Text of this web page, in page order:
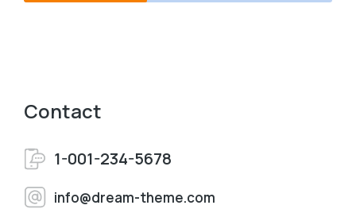
Contact
1-001-234-5678
info@dream-theme.com